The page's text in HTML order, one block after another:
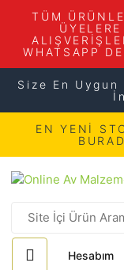
TÜM
WHATSAPP
Size En
EN YENİ
Hesabım